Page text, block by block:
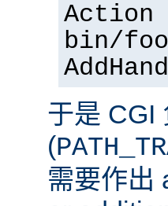
bin/
于是 CGI
(
需要作出